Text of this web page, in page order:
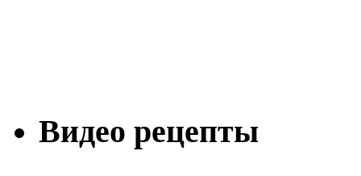
Видео рецепты